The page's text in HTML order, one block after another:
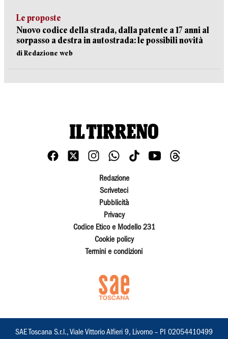
Le proposte
Nuovo codice della strada, dalla patente a 17 anni al
sorpasso a destra in autostrada: le possibili novità
di Redazione web
Redazione
Scriveteci
Pubblicità
Privacy
Codice Etico e Modello 231
Cookie policy
Termini e condizioni
SAE Toscana S.r.l., Viale Vittorio Alfieri 9, Livorno – PI 02054410499